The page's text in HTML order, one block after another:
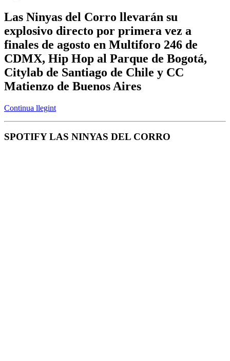
Las Ninyas del Corro llevarán su
explosivo directo por primera vez a
finales de agosto en Multiforo 246 de
CDMX, Hip Hop al Parque de Bogotá,
Citylab de Santiago de Chile y CC
Matienzo de Buenos Aires
Continua llegint
SPOTIFY LAS NINYAS DEL CORRO